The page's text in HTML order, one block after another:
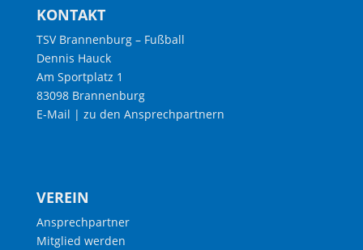
KONTAKT
TSV Brannenburg – Fußball
Dennis Hauck
Am Sportplatz 1
83098 Brannenburg
E-Mail | zu den Ansprechpartnern
VEREIN
Ansprechpartner
Mitglied werden